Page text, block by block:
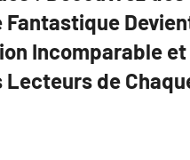
Fantastique
Incomparable
Lecteurs de